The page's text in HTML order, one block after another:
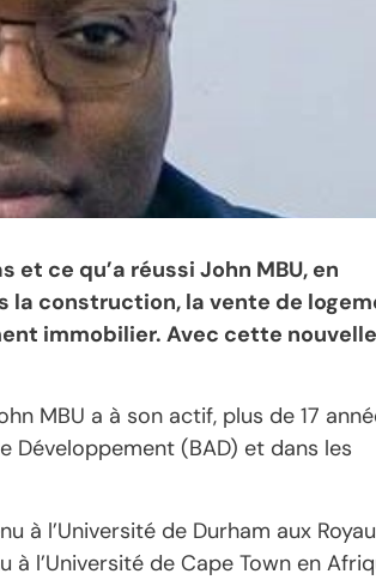
et ce qu’a réussi John MBU, en
la construction, la vente de
immobilier. Avec cette nouvelle
MBU a à son actif, plus de 17
Développement (BAD) et dans les
à l’Université de Durham aux
à l’Université de Cape Town en